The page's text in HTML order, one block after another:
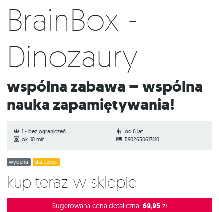
BrainBox -
Dinozaury
Wspólna zabawa – wspólna
nauka zapamiętywania!
1 - bez ograniczeń
od 6 lat
ok. 10 min.
5902650617810
wydana dla dzieci
Kup teraz w sklepie
Sugerowana cena detaliczna: 69,95 zł